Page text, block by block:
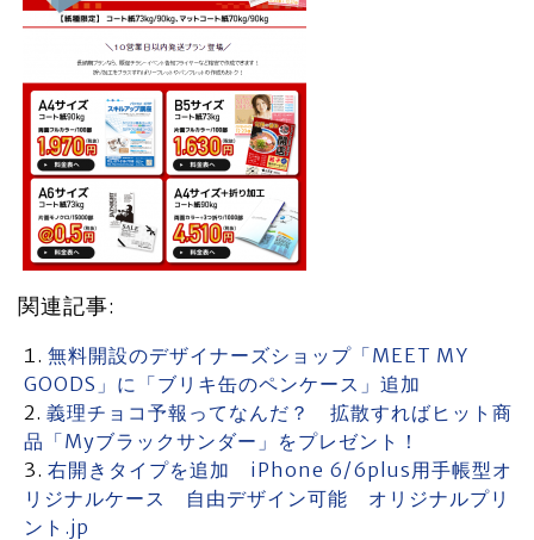
関連記事:
無料開設のデザイナーズショップ「MEET MY
GOODS」に「ブリキ缶のペンケース」追加
義理チョコ予報ってなんだ？ 拡散すればヒット商
品「Myブラックサンダー」をプレゼント！
右開きタイプを追加 iPhone 6/6plus用手帳型オ
リジナルケース 自由デザイン可能 オリジナルプリ
ント.jp